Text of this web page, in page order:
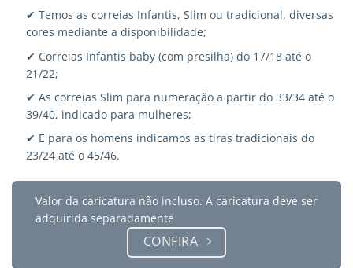
✔ Temos as correias Infantis, Slim ou tradicional, diversas
cores mediante a disponibilidade;
✔ Correias Infantis baby (com presilha) do 17/18 até o
21/22;
✔ As correias Slim para numeração a partir do 33/34 até o
39/40, indicado para mulheres;
✔ E para os homens indicamos as tiras tradicionais do
23/24 até o 45/46.
Valor da caricatura não incluso. A caricatura deve ser
adquirida separadamente
CONFIRA